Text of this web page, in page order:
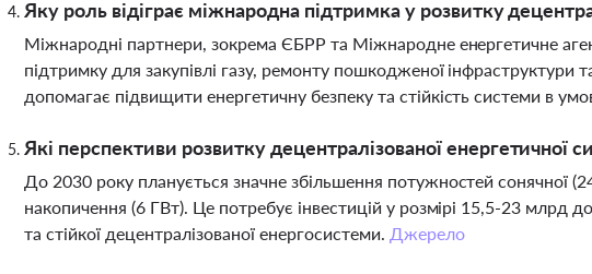
Яку роль відіграє міжнародна підтримка у розвитку
Міжнародні партнери, зокрема ЄБРР та Міжнародне енергетичне
підтримку для закупівлі газу, ремонту пошкодженої інфраструктури
допомагає підвищити енергетичну безпеку та стійкість системи в
Які перспективи розвитку децентралізованої енергетичної
До 2030 року планується значне збільшення потужностей сонячної
накопичення (6 ГВт). Це потребує інвестицій у розмірі 15,5-23 млрд
та стійкої децентралізованої енергосистеми. Джерело